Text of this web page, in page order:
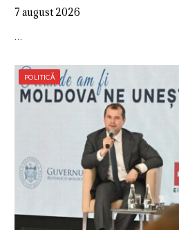
7 august 2026
…
POLITICĂ